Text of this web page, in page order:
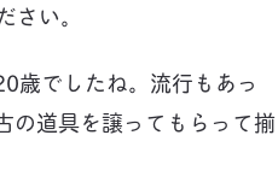
い。
歳でしたね。流行もあっ
の道具を譲ってもらって揃